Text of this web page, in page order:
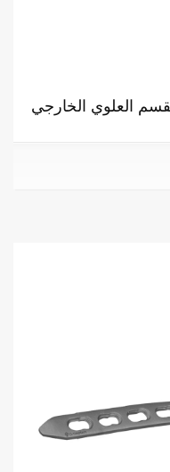
العلوي الخارجي